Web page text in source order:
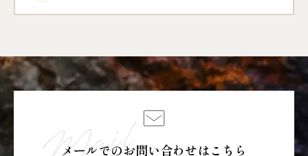
メールでのお問い合わせはこちら